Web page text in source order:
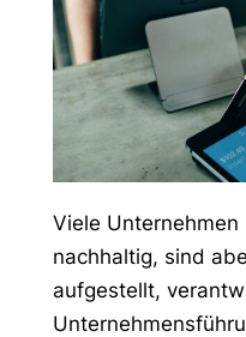
Viele
nachhaltig, sind
aufgestellt,